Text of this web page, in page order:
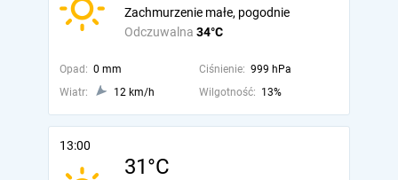
Odczuwalna 34°C
Zachmurzenie małe, pogodnie
Opad: 0 mm Ciśnienie: 999 hPa
Wiatr:
12 km/h Wilgotność: 13%
13:00
31°C